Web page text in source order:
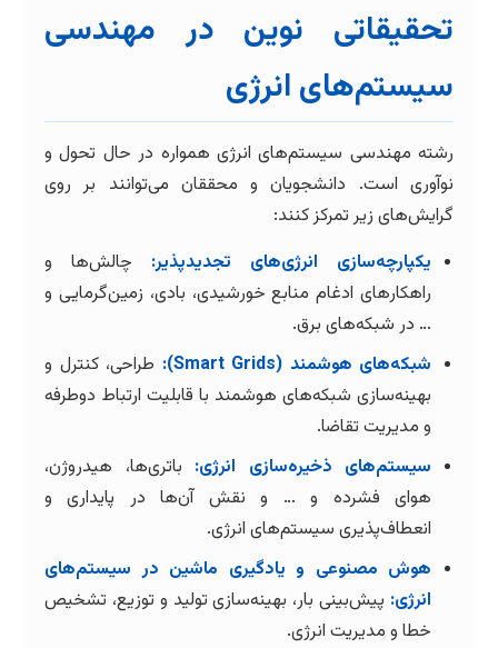
تحقیقاتی نوین در مهندسی
سیستم‌های انرژی
رشته مهندسی سیستم‌های انرژی همواره در حال تحول و
نوآوری است. دانشجویان و محققان می‌توانند بر روی
گرایش‌های زیر تمرکز کنند:
یکپارچه‌سازی انرژی‌های تجدیدپذیر: چالش‌ها و
راهکارهای ادغام منابع خورشیدی، بادی، زمین‌گرمایی و
… در شبکه‌های برق.
شبکه‌های هوشمند (Smart Grids):
طراحی، کنترل و
بهینه‌سازی شبکه‌های هوشمند با قابلیت ارتباط دوطرفه
و مدیریت تقاضا.
سیستم‌های ذخیره‌سازی انرژی: باتری‌ها، هیدروژن،
هوای فشرده و … و نقش آن‌ها در پایداری و
انعطاف‌پذیری سیستم‌های انرژی.
هوش مصنوعی و یادگیری ماشین در سیستم‌های
انرژی: پیش‌بینی بار، بهینه‌سازی تولید و توزیع، تشخیص
خطا و مدیریت انرژی.